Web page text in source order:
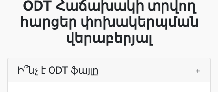
ODT Հաճախակի տրվող
հարցեր փոխակերպման
վերաբերյալ
Ի՞նչ է ODT ֆայլը +